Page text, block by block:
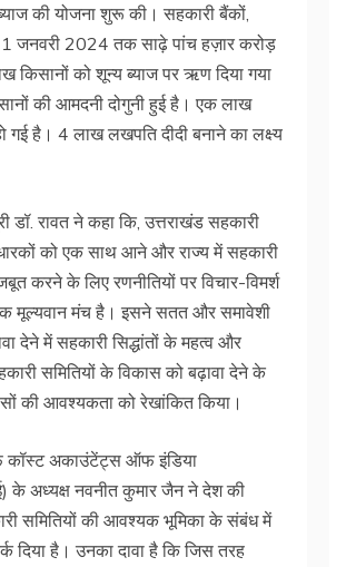
की योजना शुरू की। सहकारी बैंकों,
31 जनवरी 2024 तक साढ़े पांच हज़ार करोड़
किसानों को शून्य ब्याज पर ऋण दिया गया
की आमदनी दोगुनी हुई है। एक लाख
गई है। 4 लाख लखपति दीदी बनाने का लक्ष्य
डॉ. रावत ने कहा कि, उत्तराखंड सहकारी
को एक साथ आने और राज्य में सहकारी
करने के लिए रणनीतियों पर विचार-विमर्श
मूल्यवान मंच है। इसने सतत और समावेशी
देने में सहकारी सिद्धांतों के महत्व और
समितियों के विकास को बढ़ावा देने के
की आवश्यकता को रेखांकित किया।
कॉस्ट अकाउंटेंट्स ऑफ इंडिया
के अध्यक्ष नवनीत कुमार जैन ने देश की
समितियों की आवश्यक भूमिका के संबंध में
दिया है। उनका दावा है कि जिस तरह